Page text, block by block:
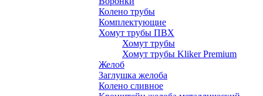
Колено трубы
Комплектующие
Хомут трубы ПВХ
Хомут трубы
Хомут трубы Kliker Premium
Желоб
Заглушка желоба
Колено сливное